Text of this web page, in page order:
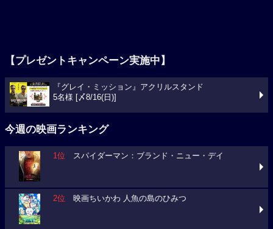
【プレゼントキャンペーン実施中】
『グレイ・ミッション』アクリルスタンド
5名様 [〆8/16(日)]
今週の映画ランキング
1位 スパイダーマン：ブランド・ニュー・デイ
2位 映画ちいかわ 人魚の島のひみつ